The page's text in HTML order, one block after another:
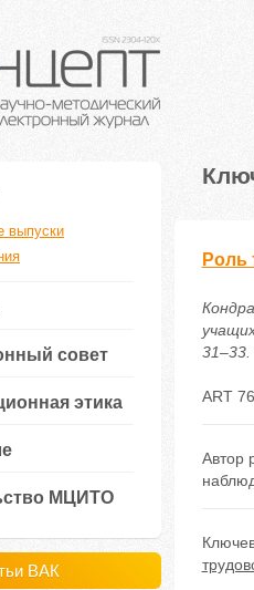
выпуски
совет
этика
МЦИТО
ВАК
Роль
ART
Автор